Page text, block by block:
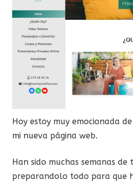
Hoy estoy muy emocionada
mi nueva página web.
Han sido muchas semanas de
preparandolo todo para que